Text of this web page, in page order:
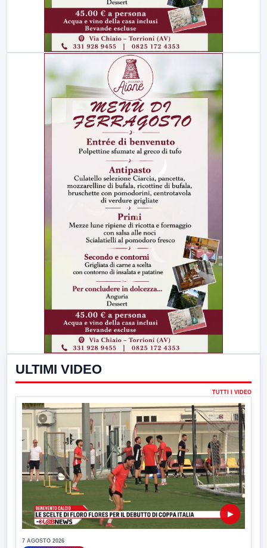
ULTIMI VIDEO
TUTTI I VIDEO
▶
7 AGOSTO 2026